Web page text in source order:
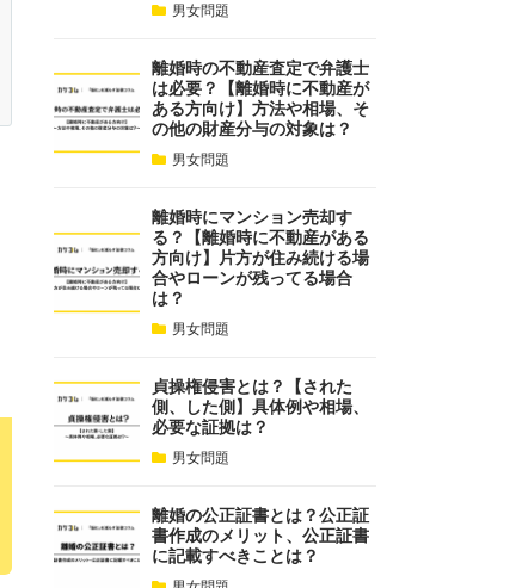
男女問題
離婚時の不動産査定で弁護士
は必要？【離婚時に不動産が
ある方向け】方法や相場、そ
の他の財産分与の対象は？
男女問題
離婚時にマンション売却す
る？【離婚時に不動産がある
方向け】片方が住み続ける場
合やローンが残ってる場合
は？
男女問題
貞操権侵害とは？【された
側、した側】具体例や相場、
必要な証拠は？
男女問題
離婚の公正証書とは？公正証
書作成のメリット、公正証書
に記載すべきことは？